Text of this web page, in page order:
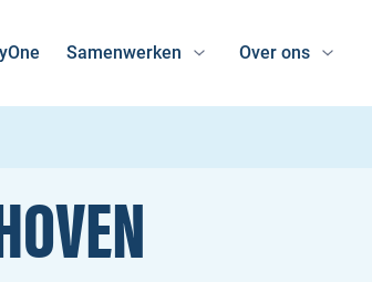
Samenwerken Over ons